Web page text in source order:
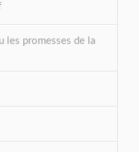
les promesses de la